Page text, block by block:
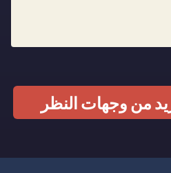
من وجهات النظر